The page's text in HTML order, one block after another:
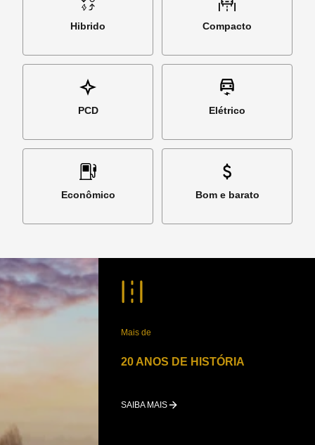
Hibrido Compacto
PCD Elétrico
Econômico Bom e barato
Mais de
20 ANOS DE HISTÓRIA
SAIBA MAIS